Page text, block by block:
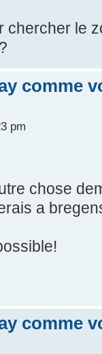
chercher le
comme
pm
chose
a
comme